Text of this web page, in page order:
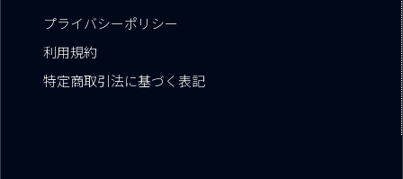
プライバシーポリシー
利用規約
特定商取引法に基づく表記